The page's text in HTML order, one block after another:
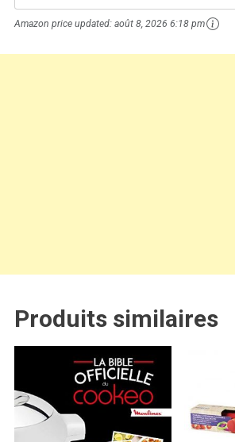
Amazon price updated: août 8, 2026 6:18 pm
Produits similaires